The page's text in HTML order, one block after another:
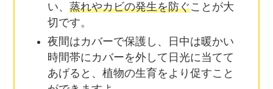
い、蒸れやカビの発生を防ぐことが大
切です。
夜間はカバーで保護し、日中は暖かい
時間帯にカバーを外して日光に当てて
あげると、植物の生育をより促すこと